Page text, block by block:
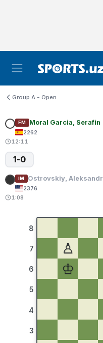
Group A - Open
FM Moral Garcia, Serafin
2262
12:11
1-0
IM Ostrovskiy, Aleksandr
2376
1:08
8
7
6
5
4
3
♙
♔